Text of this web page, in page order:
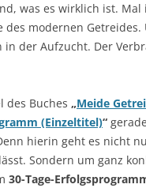
was es wirklich ist. Mal
des modernen
in der Aufzucht. Der
des Buches „Meide
(Einzeltitel)“
hierin geht es nicht
Sondern um ganz
30-Tage-